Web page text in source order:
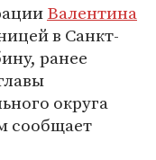
Валентина
в Санкт-
ранее
округа
сообщает